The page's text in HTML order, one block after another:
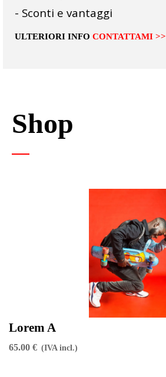
- Sconti e vantaggi
ULTERIORI INFO CONTATTAMI >>
Shop
Lorem A
65.00 € (IVA incl.)